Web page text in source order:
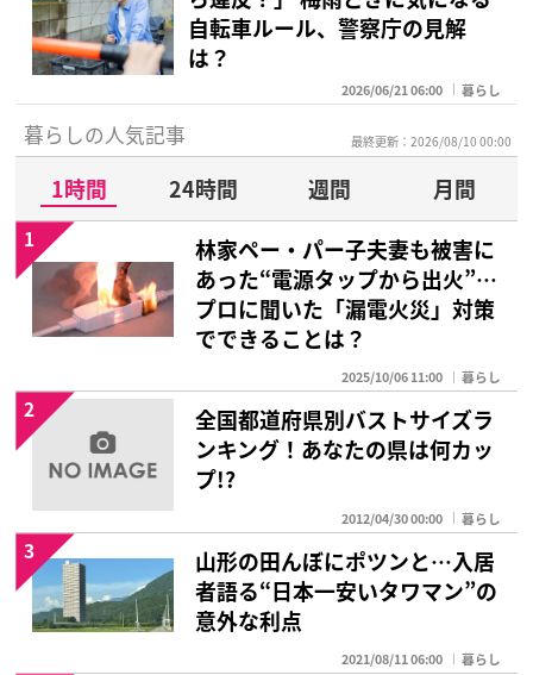
自転車ルール、警察庁の見解
は？
2026/06/21 06:00 暮らし
暮らしの人気記事 最終更新：2026/08/10 00:00
1時間 24時間 週間
月間
林家ペー・パー子夫妻も被害に
あった“電源タップから出火”…
プロに聞いた「漏電火災」対策
でできることは？
2025/10/06 11:00 暮らし
1
全国都道府県別バストサイズラ
ンキング！あなたの県は何カッ
プ!?
2012/04/30 00:00 暮らし
2
山形の田んぼにポツンと…入居
者語る“日本一安いタワマン”の
意外な利点
2021/08/11 06:00 暮らし
3